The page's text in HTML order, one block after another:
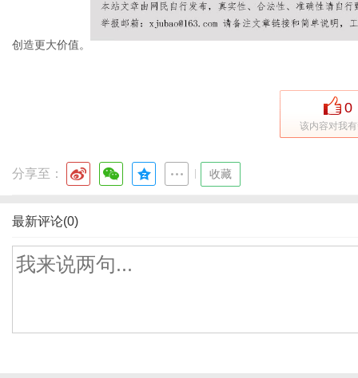
创造更大价值。
0
该内容对我
分享至： 收藏
最新评论(0)